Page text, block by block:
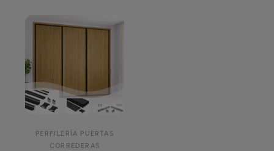
PERFILERÍA PUERTAS
CORREDERAS